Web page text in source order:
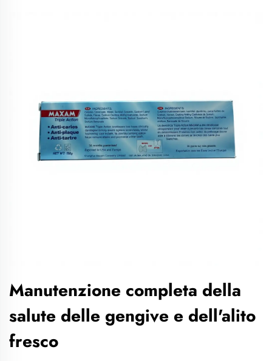
Manutenzione completa della
salute delle gengive e dell'alito
fresco